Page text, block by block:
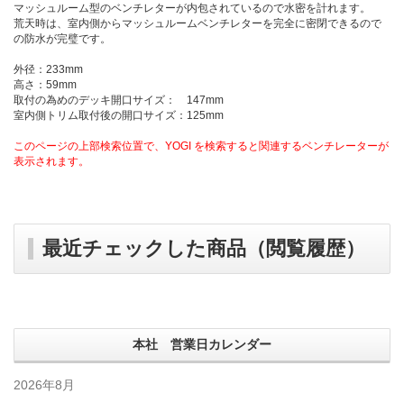
マッシュルーム型のベンチレターが内包されているので水密を計れます。
荒天時は、室内側からマッシュルームベンチレターを完全に密閉できるので
の防水が完璧です。
外径：233mm
高さ：59mm
取付の為めのデッキ開口サイズ： 147mm
室内側トリム取付後の開口サイズ：125mm
このページの上部検索位置で、YOGI を検索すると関連するベンチレーターが
表示されます。
最近チェックした商品（閲覧履歴）
本社 営業日カレンダー
2026年8月